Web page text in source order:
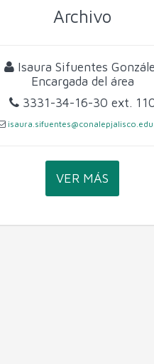
Archivo
Isaura Sifuentes
Encargada del área
3331-34-16-30 ext.
VER MÁS